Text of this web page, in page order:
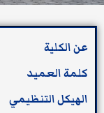
عن الكلية
كلمة العميد
الهيكل التنظيمي